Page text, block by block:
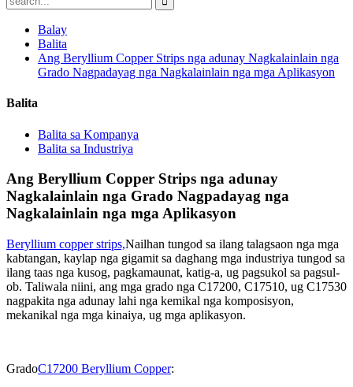
Balay
Balita
Ang Beryllium Copper Strips nga adunay Nagkalainlain nga
Grado Nagpadayag nga Nagkalainlain nga mga Aplikasyon
Balita
Balita sa Kompanya
Balita sa Industriya
Ang Beryllium Copper Strips nga adunay
Nagkalainlain nga Grado Nagpadayag nga
Nagkalainlain nga mga Aplikasyon
Beryllium copper strips,Nailhan tungod sa ilang talagsaon nga mga
kabtangan, kaylap nga gigamit sa daghang mga industriya tungod sa
ilang taas nga kusog, pagkamaunat, katig-a, ug pagsukol sa pagsul-
ob. Taliwala niini, ang mga grado nga C17200, C17510, ug C17530
nagpakita nga adunay lahi nga kemikal nga komposisyon,
mekanikal nga mga kinaiya, ug mga aplikasyon.
GradoC17200 Beryllium Copper: